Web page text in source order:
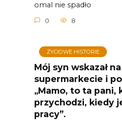
omal nie spadło
0 8
ŻYCIOWE HISTORIE
Mój syn wskazał
supermarkecie i
„Mamo, to ta pani,
przychodzi, kiedy
pracy”.